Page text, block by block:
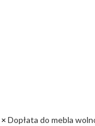
Dopłata do mebla